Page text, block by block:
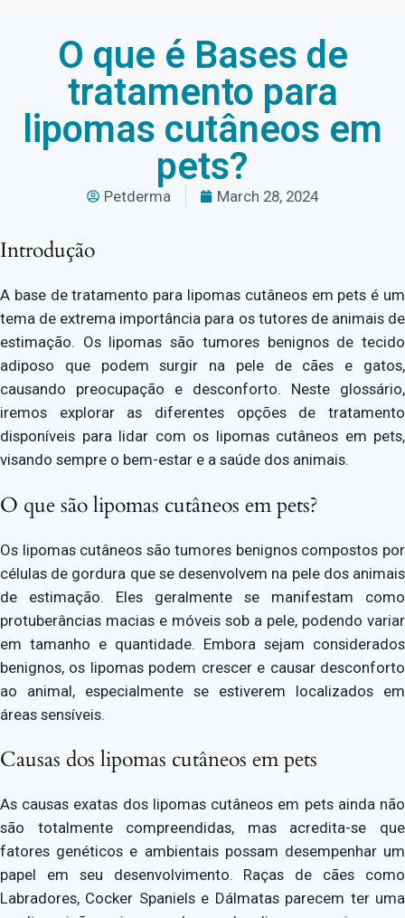
O que é Bases de
tratamento para
lipomas cutâneos em
pets?
Petderma March 28, 2024
Introdução
A base de tratamento para lipomas cutâneos em pets é um
tema de extrema importância para os tutores de animais de
estimação. Os lipomas são tumores benignos de tecido
adiposo que podem surgir na pele de cães e gatos,
causando preocupação e desconforto. Neste glossário,
iremos explorar as diferentes opções de tratamento
disponíveis para lidar com os lipomas cutâneos em pets,
visando sempre o bem-estar e a saúde dos animais.
O que são lipomas cutâneos em pets?
Os lipomas cutâneos são tumores benignos compostos por
células de gordura que se desenvolvem na pele dos animais
de estimação. Eles geralmente se manifestam como
protuberâncias macias e móveis sob a pele, podendo variar
em tamanho e quantidade. Embora sejam considerados
benignos, os lipomas podem crescer e causar desconforto
ao animal, especialmente se estiverem localizados em
áreas sensíveis.
Causas dos lipomas cutâneos em pets
As causas exatas dos lipomas cutâneos em pets ainda não
são totalmente compreendidas, mas acredita-se que
fatores genéticos e ambientais possam desempenhar um
papel em seu desenvolvimento. Raças de cães como
Labradores, Cocker Spaniels e Dálmatas parecem ter uma